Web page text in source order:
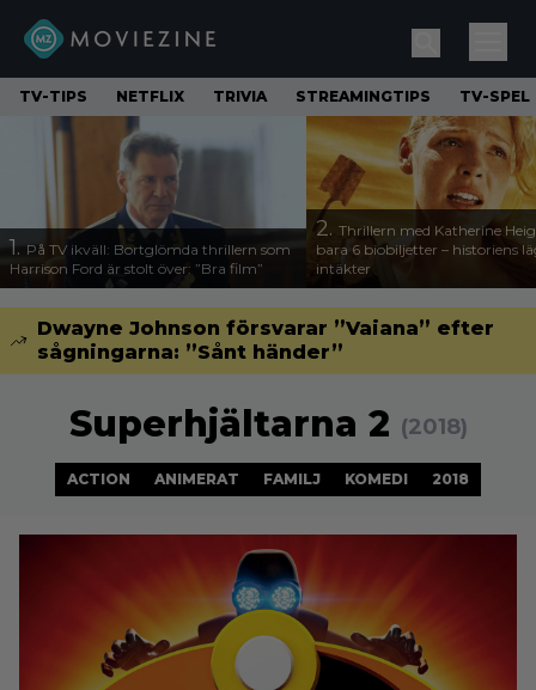
TV-TIPS NETFLIX TRIVIA STREAMINGTIPS TV-SPEL
1. På TV ikväll: Bortglömda thrillern som
Harrison Ford är stolt över: ”Bra film”
2. Thrillern med Katherine
bara 6 biobiljetter – historiens
intäkter
Dwayne Johnson försvarar ”Vaiana” efter
sågningarna: ”Sånt händer”
Superhjältarna 2 (2018)
ACTION ANIMERAT FAMILJ KOMEDI 2018